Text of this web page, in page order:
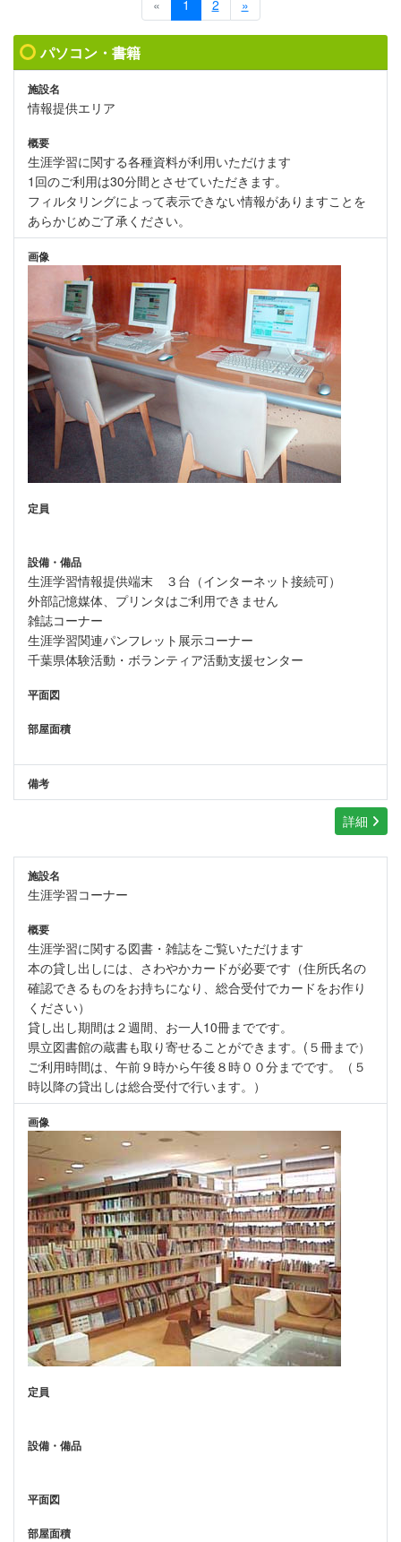
«
1 2 »
パソコン・書籍
施設名
情報提供エリア
概要
生涯学習に関する各種資料が利用いただけます
1回のご利用は30分間とさせていただきます。
フィルタリングによって表示できない情報がありますことを
あらかじめご了承ください。
画像
定員
設備・備品
生涯学習情報提供端末 ３台（インターネット接続可）
外部記憶媒体、プリンタはご利用できません
雑誌コーナー
生涯学習関連パンフレット展示コーナー
千葉県体験活動・ボランティア活動支援センター
平面図
部屋面積
備考
詳細
施設名
生涯学習コーナー
概要
生涯学習に関する図書・雑誌をご覧いただけます
本の貸し出しには、さわやかカードが必要です（住所氏名の
確認できるものをお持ちになり、総合受付でカードをお作り
ください）
貸し出し期間は２週間、お一人10冊までです。
県立図書館の蔵書も取り寄せることができます。(５冊まで）
ご利用時間は、午前９時から午後８時００分までです。（５
時以降の貸出しは総合受付で行います。）
画像
定員
設備・備品
平面図
部屋面積